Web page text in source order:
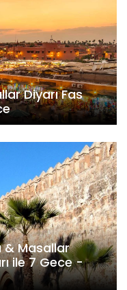
Diyarı Fas
& Masallar
ile 7 Gece -